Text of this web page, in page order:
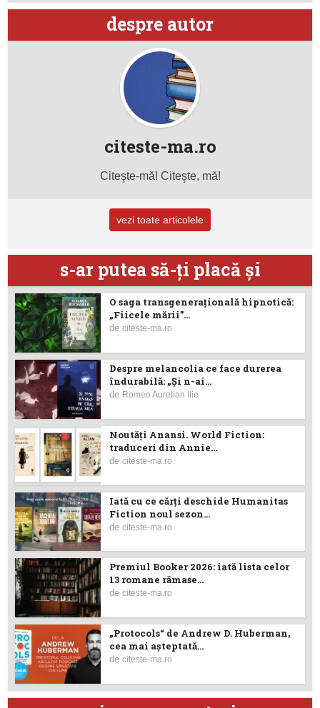
despre autor
citeste-ma.ro
Citeşte-mă! Citeşte, mă!
vezi toate articolele
s-ar putea să-ţi placă şi
O saga transgenerațională hipnotică:
„Fiicele mării”...
deciteste-ma.ro
Despre melancolia ce face durerea
îndurabilă: „Și n-ai...
de Romeo Aurelian Ilie
Noutăţi Anansi. World Fiction:
traduceri din Annie...
deciteste-ma.ro
Iată cu ce cărţi deschide Humanitas
Fiction noul sezon...
deciteste-ma.ro
Premiul Booker 2026: iată lista celor
13 romane rămase...
deciteste-ma.ro
„Protocols“ de Andrew D. Huberman,
cea mai așteptată...
deciteste-ma.ro